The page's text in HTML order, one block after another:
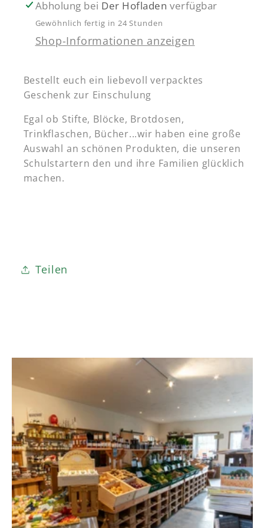
Abholung bei Der Hofladen verfügbar
Gewöhnlich fertig in 24 Stunden
Shop-Informationen anzeigen
Bestellt euch ein liebevoll verpacktes
Geschenk zur Einschulung
Egal ob Stifte, Blöcke, Brotdosen,
Trinkflaschen, Bücher...wir haben eine große
Auswahl an schönen Produkten, die unseren
Schulstartern den und ihre Familien glücklich
machen.
Teilen